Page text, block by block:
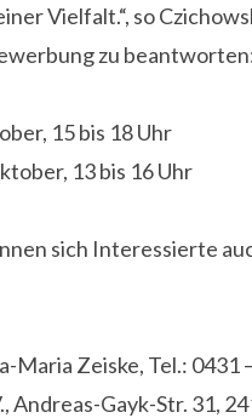
Vielfalt.“, so
zu
15 bis 18 Uhr
13 bis 16 Uhr
sich Interessierte
Maria Zeiske, Tel.: 0431
Andreas-Gayk-Str. 31,